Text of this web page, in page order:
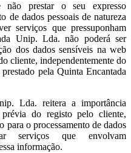
prestar o seu expresso
de dados pessoais de natureza
serviços que pressuponham
Unip. Lda. não poderá ser
dos dados sensíveis na web
cliente, independentemente do
pela Quinta Encantada
Lda. reitera a importância
prévia do registo pelo cliente,
para o processamento de dados
serviços que envolvam
informação.